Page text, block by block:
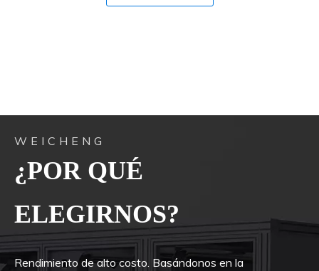
WEICHENG
¿POR QUÉ
ELEGIRNOS?
Rendimiento de alto costo. Basándonos en la